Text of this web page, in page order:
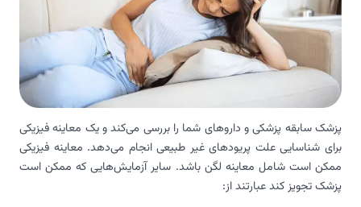
پزشک سابقه پزشکی و داروهای شما را بررسی می‌کند و یک معاینه فیزیکی
برای شناسایی علت پریودهای غیر طبیعی انجام می‌دهد. معاینه فیزیکی
ممکن است شامل معاینه لگن باشد. سایر آزمایش‌هایی که ممکن است
پزشک تجویز کند عبارتند از: